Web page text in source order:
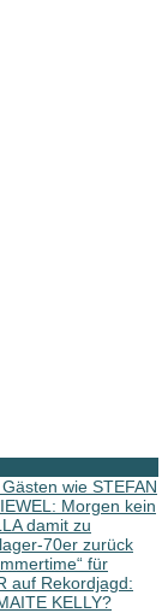
wie STEFAN
Morgen kein
damit zu
70er zurück
für
auf Rekordjagd:
KELLY?